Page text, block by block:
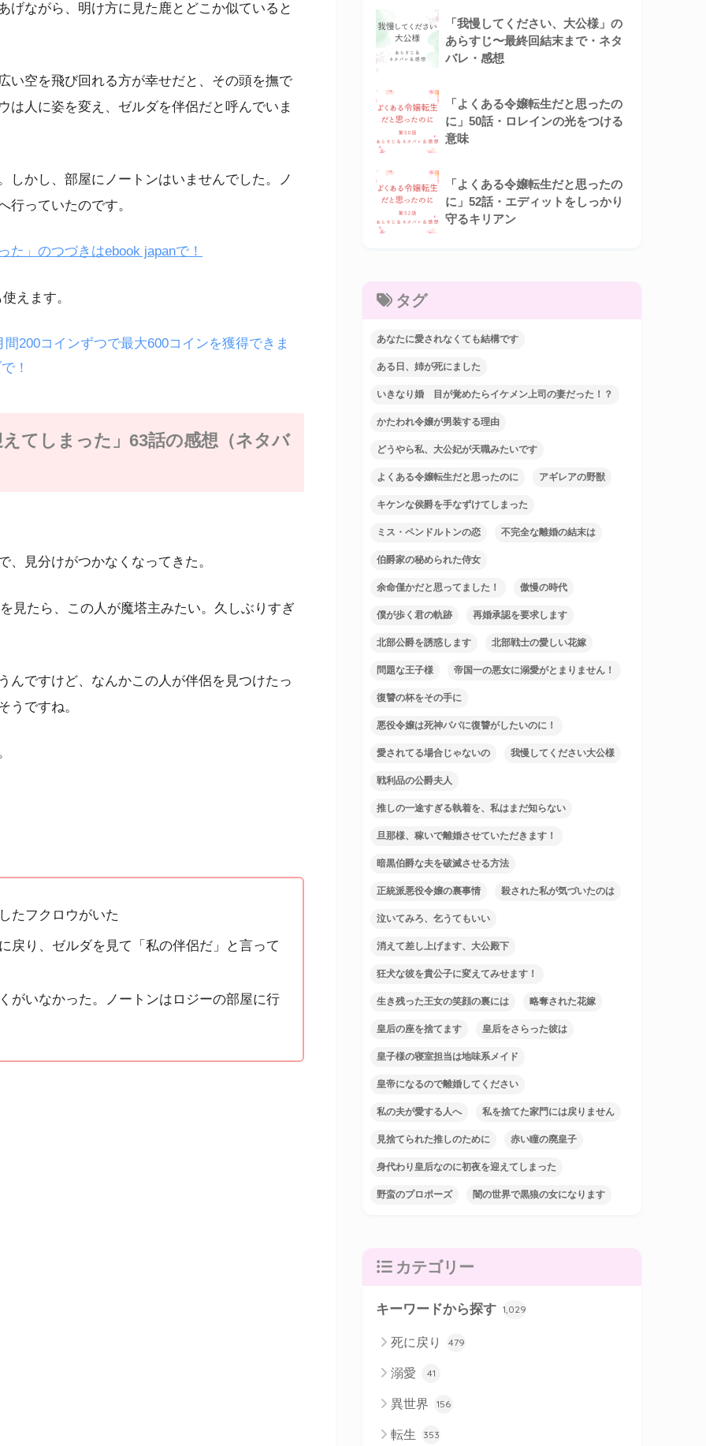
げながら、明け方に見た鹿とどこか似ていると
い空を飛び回れる方が幸せだと、その頭を撫で
は人に姿を変え、ゼルダを伴侶だと呼んでいま
しかし、部屋にノートンはいませんでした。ノ
行っていたのです。
」のつづきはebook japanで！
えます。
200コインずつで最大600コインを獲得できま
！
てしまった」63話の感想（ネタバ
見分けがつかなくなってきた。
見たら、この人が魔塔主みたい。久しぶりすぎ
んですけど、なんかこの人が伴侶を見つけたっ
うですね。
たフクロウがいた
戻り、ゼルダを見て「私の伴侶だ」と言って
がいなかった。ノートンはロジーの部屋に行
「我慢してください、大公様」の
あらすじ〜最終回結末まで・ネタ
バレ・感想
「よくある令嬢転生だと思ったの
に」50話・ロレインの光をつける
意味
「よくある令嬢転生だと思ったの
に」52話・エディットをしっかり
守るキリアン
タグ
あなたに愛されなくても結構です
ある日、姉が死にました
いきなり婚 目が覚めたらイケメン上司の妻だった！？
かたわれ令嬢が男装する理由
どうやら私、大公妃が天職みたいです
よくある令嬢転生だと思ったのに アギレアの野獣
キケンな侯爵を手なずけてしまった
ミス・ペンドルトンの恋 不完全な離婚の結末は
伯爵家の秘められた侍女
余命僅かだと思ってました！ 傲慢の時代
僕が歩く君の軌跡 再婚承認を要求します
北部公爵を誘惑します 北部戦士の愛しい花嫁
問題な王子様 帝国一の悪女に溺愛がとまりません！
復讐の杯をその手に
悪役令嬢は死神パパに復讐がしたいのに！
愛されてる場合じゃないの 我慢してください大公様
戦利品の公爵夫人
推しの一途すぎる執着を、私はまだ知らない
旦那様、稼いで離婚させていただきます！
暗黒伯爵な夫を破滅させる方法
正統派悪役令嬢の裏事情 殺された私が気づいたのは
泣いてみろ、乞うてもいい
消えて差し上げます、大公殿下
狂犬な彼を貴公子に変えてみせます！
生き残った王女の笑顔の裏には 略奪された花嫁
皇后の座を捨てます 皇后をさらった彼は
皇子様の寝室担当は地味系メイド
皇帝になるので離婚してください
私の夫が愛する人へ 私を捨てた家門には戻りません
見捨てられた推しのために 赤い瞳の廃皇子
身代わり皇后なのに初夜を迎えてしまった
野蛮のプロポーズ 闇の世界で黒狼の女になります
カテゴリー
キーワードから探す 1,029
死に戻り 479
溺愛 41
異世界 156
転生 353